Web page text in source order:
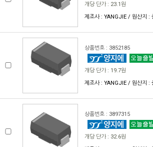
개당 단가 : 23.1원
제조사 : YANGJIE / 원산지 :
상품번호 : 3852185
개당 단가 : 19.7원
제조사 : YANGJIE / 원산지 :
상품번호 : 3897315
개당 단가 : 32.6원